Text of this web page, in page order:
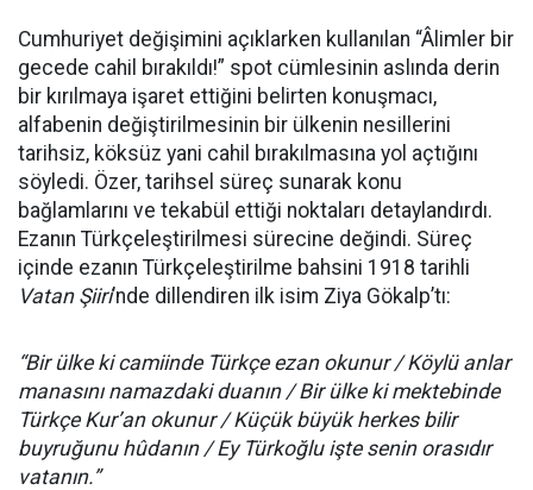
Cumhuriyet değişimini açıklarken kullanılan “Âlimler bir
gecede cahil bırakıldı!” spot cümlesinin aslında derin
bir kırılmaya işaret ettiğini belirten konuşmacı,
alfabenin değiştirilmesinin bir ülkenin nesillerini
tarihsiz, köksüz yani cahil bırakılmasına yol açtığını
söyledi. Özer, tarihsel süreç sunarak konu
bağlamlarını ve tekabül ettiği noktaları detaylandırdı.
Ezanın Türkçeleştirilmesi sürecine değindi. Süreç
içinde ezanın Türkçeleştirilme bahsini 1918 tarihli
Vatan Şiiri’nde dillendiren ilk isim Ziya Gökalp’tı:
“Bir ülke ki camiinde Türkçe ezan okunur / Köylü anlar
manasını namazdaki duanın / Bir ülke ki mektebinde
Türkçe Kur’an okunur / Küçük büyük herkes bilir
buyruğunu hûdanın / Ey Türkoğlu işte senin orasıdır
vatanın.”